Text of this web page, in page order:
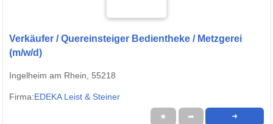
Verkäufer / Quereinsteiger Bedientheke / Metzgerei
(m/w/d)
Ingelheim am Rhein, 55218
Firma:EDEKA Leist & Steiner
★ ➦ ➜